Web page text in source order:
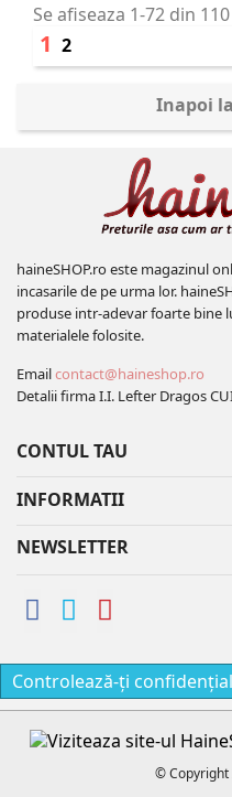
Se afiseaza 1-72 din
1 2
Inapoi
haineSHOP.ro este magazinul
incasarile de pe urma lor.
produse intr-adevar foarte bine
materialele folosite.
Emailcontact@haineshop.ro
Detalii firma I.I. Lefter Dragos
CONTUL TAU
INFORMATII
NEWSLETTER
Controlează-ți
© Copyright